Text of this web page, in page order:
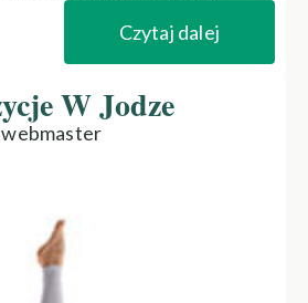
Czytaj dalej
W Jodze